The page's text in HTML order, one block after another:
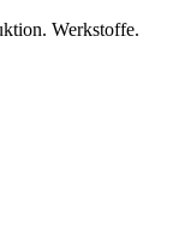
Werkstoffe.